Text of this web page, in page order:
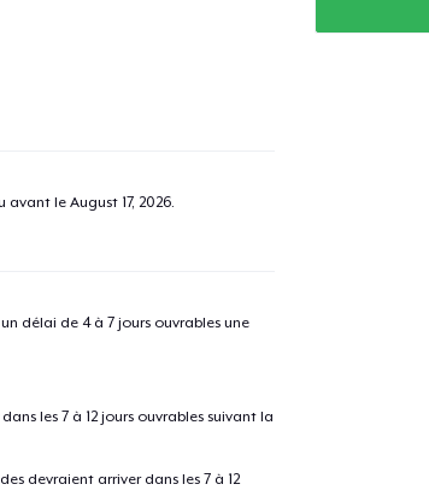
avant le August 17, 2026.
délai de 4 à 7 jours ouvrables une
les 7 à 12 jours ouvrables suivant la
devraient arriver dans les 7 à 12